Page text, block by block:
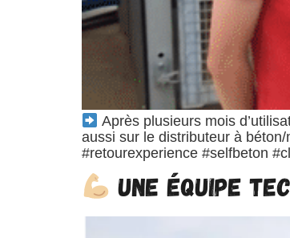
Après plusieurs mois
aussi sur le distributeur à
#retourexperience #selfbeton
Une équipe